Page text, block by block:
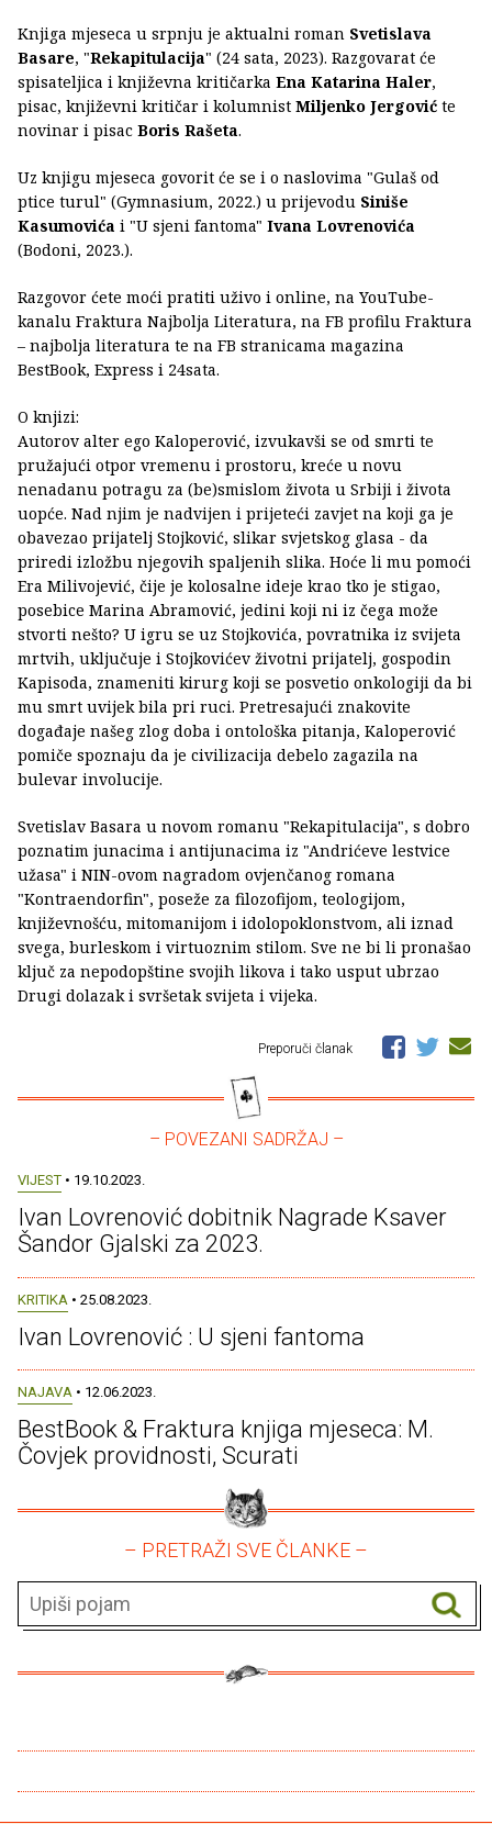
Knjiga mjeseca u srpnju je aktualni roman Svetislava
Basare, "Rekapitulacija" (24 sata, 2023). Razgovarat će
spisateljica i književna kritičarka Ena Katarina Haler,
pisac, književni kritičar i kolumnist Miljenko Jergović te
novinar i pisac Boris Rašeta.
Uz knjigu mjeseca govorit će se i o naslovima "Gulaš od
ptice turul" (Gymnasium, 2022.) u prijevodu Siniše
Kasumovića i "U sjeni fantoma" Ivana Lovrenovića
(Bodoni, 2023.).
Razgovor ćete moći pratiti uživo i online, na YouTube-
kanalu Fraktura Najbolja Literatura, na FB profilu Fraktura
– najbolja literatura te na FB stranicama magazina
BestBook, Express i 24sata.
O knjizi:
Autorov alter ego Kaloperović, izvukavši se od smrti te
pružajući otpor vremenu i prostoru, kreće u novu
nenadanu potragu za (be)smislom života u Srbiji i života
uopće. Nad njim je nadvijen i prijeteći zavjet na koji ga je
obavezao prijatelj Stojković, slikar svjetskog glasa - da
priredi izložbu njegovih spaljenih slika. Hoće li mu pomoći
Era Milivojević, čije je kolosalne ideje krao tko je stigao,
posebice Marina Abramović, jedini koji ni iz čega može
stvorti nešto? U igru se uz Stojkovića, povratnika iz svijeta
mrtvih, uključuje i Stojkovićev životni prijatelj, gospodin
Kapisoda, znameniti kirurg koji se posvetio onkologiji da bi
mu smrt uvijek bila pri ruci. Pretresajući znakovite
događaje našeg zlog doba i ontološka pitanja, Kaloperović
pomiče spoznaju da je civilizacija debelo zagazila na
bulevar involucije.
Svetislav Basara u novom romanu "Rekapitulacija", s dobro
poznatim junacima i antijunacima iz "Andrićeve lestvice
užasa" i NIN-ovom nagradom ovjenčanog romana
"Kontraendorfin", poseže za filozofijom, teologijom,
književnošću, mitomanijom i idolopoklonstvom, ali iznad
svega, burleskom i virtuoznim stilom. Sve ne bi li pronašao
ključ za nepodopštine svojih likova i tako usput ubrzao
Drugi dolazak i svršetak svijeta i vijeka.
Preporuči članak
– POVEZANI SADRŽAJ –
VIJEST • 19.10.2023.
Ivan Lovrenović dobitnik Nagrade Ksaver
Šandor Gjalski za 2023.
KRITIKA • 25.08.2023.
Ivan Lovrenović : U sjeni fantoma
NAJAVA • 12.06.2023.
BestBook & Fraktura knjiga mjeseca: M.
Čovjek providnosti, Scurati
– PRETRAŽI SVE ČLANKE –